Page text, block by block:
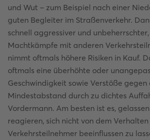
und Wut – zum Beispiel nach einer
guten Begleiter im Straßenverkehr.
schnell aggressiver und
Machtkämpfe mit anderen
nimmt oftmals höhere Risiken in Kauf.
oftmals eine überhöhte oder
Geschwindigkeit sowie Verstöße gegen
Mindestabstand durch zu dichtes
Vordermann. Am besten ist es,
reagieren, sich nicht von dem
Verkehrsteilnehmer beeinflussen zu